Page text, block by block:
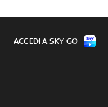
ACCEDI A SKY GO